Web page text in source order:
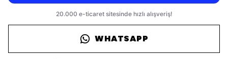
WHATSAPP